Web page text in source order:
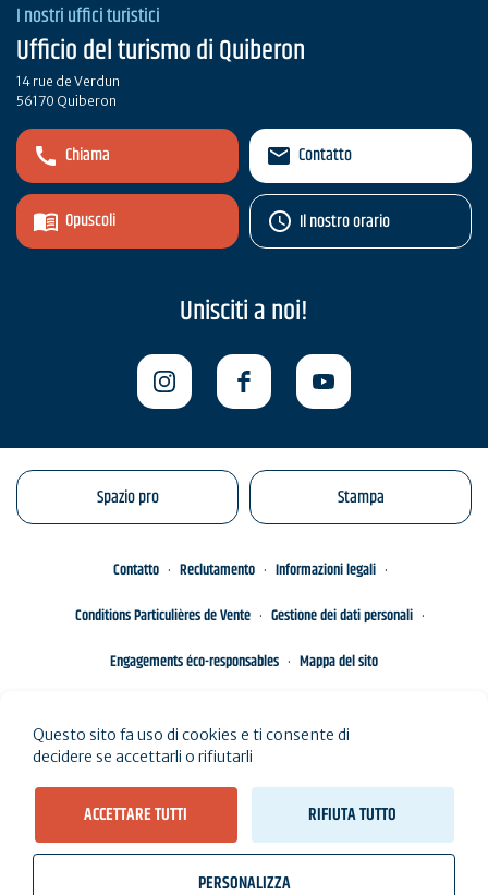
I nostri uffici turistici
Ufficio del turismo di Quiberon
14 rue de Verdun
56170 Quiberon
Chiama
Opuscoli
Contatto
Il nostro orario
Unisciti a noi!
Spazio pro Stampa
Contatto Reclutamento
Informazioni legali
Conditions Particulières de Vente
Gestione dei dati personali
Engagements éco-responsables
Mappa del sito
Questo sito fa uso di cookies e ti consente di
decidere se accettarli o rifiutarli
ACCETTARE TUTTI RIFIUTA TUTTO
PERSONALIZZA